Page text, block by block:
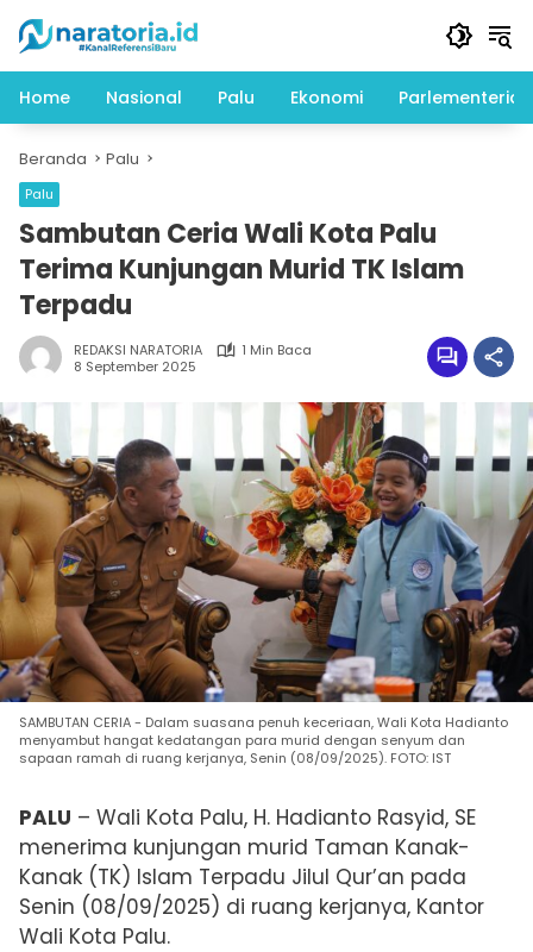
konten
Home
Nasional Palu Ekonomi Parlementeria
Beranda Palu
Palu
Sambutan Ceria Wali Kota Palu
Terima Kunjungan Murid TK Islam
Terpadu
REDAKSI NARATORIA
1 Min Baca
8 September 2025
SAMBUTAN CERIA - Dalam suasana penuh keceriaan, Wali Kota Hadianto
menyambut hangat kedatangan para murid dengan senyum dan
sapaan ramah di ruang kerjanya, Senin (08/09/2025). FOTO: IST
PALU – Wali Kota Palu, H. Hadianto Rasyid, SE
menerima kunjungan murid Taman Kanak-
Kanak (TK) Islam Terpadu Jilul Qur’an pada
Senin (08/09/2025) di ruang kerjanya, Kantor
Wali Kota Palu.